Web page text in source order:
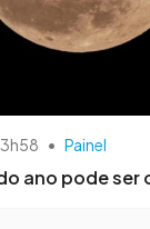
• Painel
ano pode ser